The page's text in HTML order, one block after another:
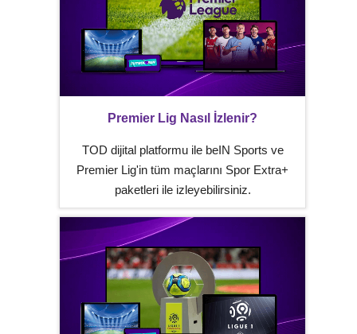
Premier Lig Nasıl İzlenir?
TOD dijital platformu ile beIN Sports ve
Premier Lig'in tüm maçlarını Spor Extra+
paketleri ile izleyebilirsiniz.